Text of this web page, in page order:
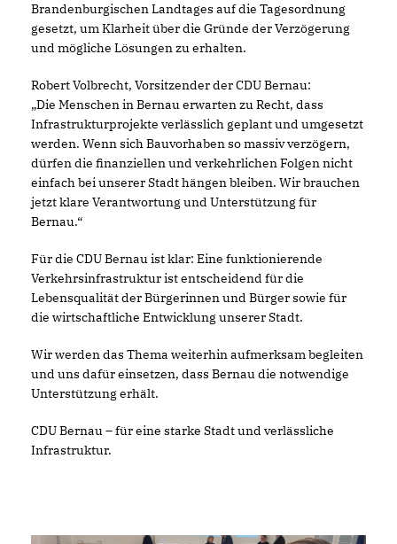
Brandenburgischen Landtages auf die Tagesordnung
gesetzt, um Klarheit über die Gründe der Verzögerung
und mögliche Lösungen zu erhalten.
Robert Volbrecht, Vorsitzender der CDU Bernau:
Die Menschen in Bernau erwarten zu Recht, dass
Infrastrukturprojekte verlässlich geplant und umgesetzt
werden. Wenn sich Bauvorhaben so massiv verzögern,
dürfen die finanziellen und verkehrlichen Folgen nicht
einfach bei unserer Stadt hängen bleiben. Wir brauchen
jetzt klare Verantwortung und Unterstützung für
Bernau.“
Für die CDU Bernau ist klar: Eine funktionierende
Verkehrsinfrastruktur ist entscheidend für die
Lebensqualität der Bürgerinnen und Bürger sowie für
die wirtschaftliche Entwicklung unserer Stadt.
Wir werden das Thema weiterhin aufmerksam begleiten
und uns dafür einsetzen, dass Bernau die notwendige
Unterstützung erhält.
CDU Bernau – für eine starke Stadt und verlässliche
Infrastruktur.